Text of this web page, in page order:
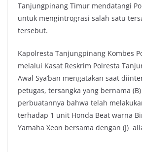
Tanjungpinang Timur mendatangi
untuk mengintrograsi salah satu
tersebut.
Kapolresta Tanjungpinang Kombes
melalui Kasat Reskrim Polresta
Awal Sya’ban mengatakan saat
petugas, tersangka yang bernama
perbuatannya bahwa telah
terhadap 1 unit Honda Beat warna
Yamaha Xeon bersama dengan (J)